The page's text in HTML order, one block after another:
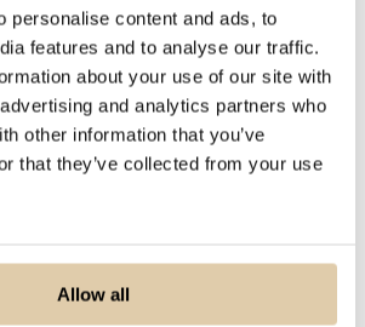
personalise content and ads, to
features and to analyse our traffic.
about your use of our site with
and analytics partners who
other information that you’ve
that they’ve collected from your use
Allow all
komme som en
at du er nødt til at kende
du forvente at vinde
tillid, hvis du ikke kan
spørgsmål vedrørende
være, at en sælger, der
foretager kanvassalg,